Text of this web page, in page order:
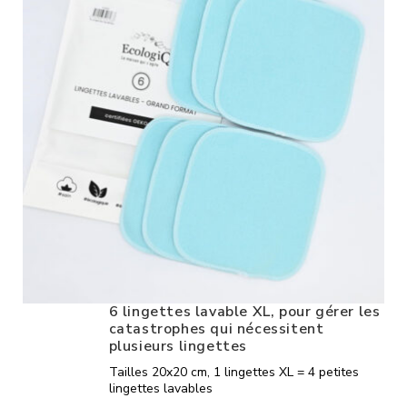
6 lingettes lavable XL, pour gérer les
catastrophes qui nécessitent
plusieurs lingettes
Tailles 20x20 cm, 1 lingettes XL = 4 petites
lingettes lavables